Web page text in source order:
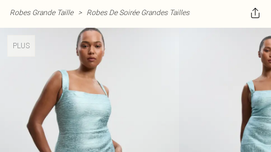
Robes Grande Taille > Robes De Soirée Grandes Tailles
PLUS